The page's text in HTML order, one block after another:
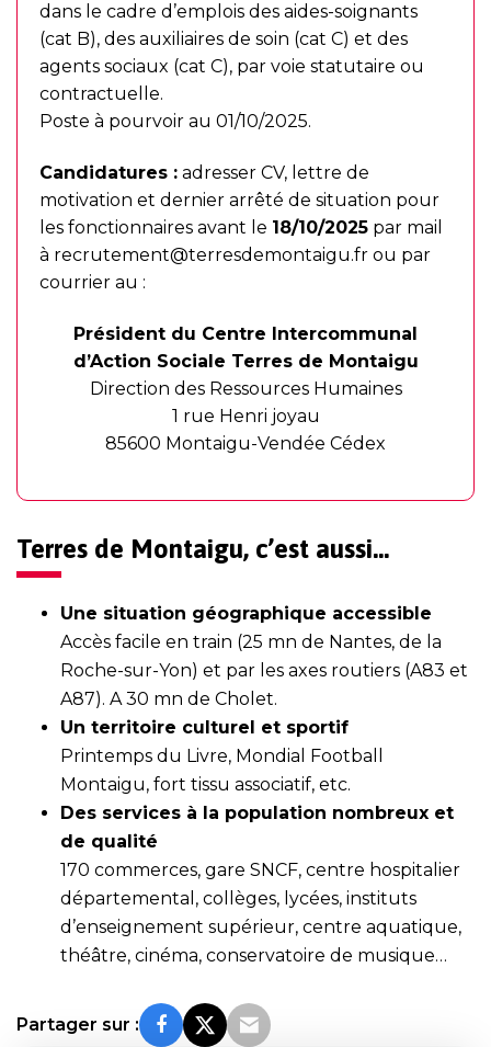
dans le cadre d’emplois des aides-soignants
(cat B), des auxiliaires de soin (cat C) et des
agents sociaux (cat C), par voie statutaire ou
contractuelle.
Poste à pourvoir au 01/10/2025.
Candidatures : adresser CV, lettre de
motivation et dernier arrêté de situation pour
les fonctionnaires avant le 18/10/2025 par mail
à recrutement@terresdemontaigu.fr ou par
courrier au :
Président du Centre Intercommunal
d’Action Sociale Terres de Montaigu
Direction des Ressources Humaines
1 rue Henri joyau
85600 Montaigu-Vendée Cédex
Terres de Montaigu, c’est aussi…
Une situation géographique accessible
Accès facile en train (25 mn de Nantes, de la
Roche-sur-Yon) et par les axes routiers (A83 et
A87). A 30 mn de Cholet.
Un territoire culturel et sportif
Printemps du Livre, Mondial Football
Montaigu, fort tissu associatif, etc.
Des services à la population nombreux et
de qualité
170 commerces, gare SNCF, centre hospitalier
départemental, collèges, lycées, instituts
d’enseignement supérieur, centre aquatique,
théâtre, cinéma, conservatoire de musique…
Partager sur :